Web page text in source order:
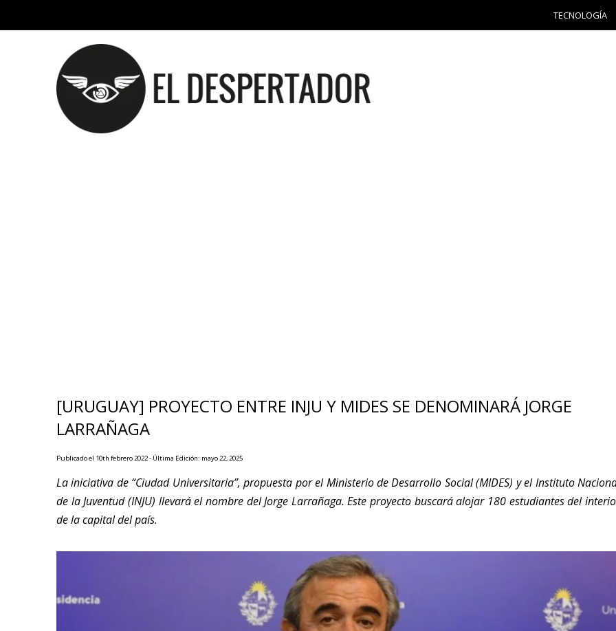
TECNOLOGÍA
[URUGUAY] PROYECTO ENTRE INJU Y MIDES SE DENOMINARÁ JORGE
LARRAÑAGA
Publicado el 10th febrero 2022 - Última Edición: mayo 22, 2025
La iniciativa de “Ciudad Universitaria”, propuesta por el Ministerio de Desarrollo Social (MIDES) y el Instituto
de la Juventud (INJU) llevará el nombre del Jorge Larrañaga. Este proyecto buscará alojar 180 estudiantes del
de la capital del país.